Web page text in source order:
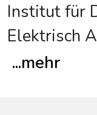
Institut für
Elektrisch
...mehr